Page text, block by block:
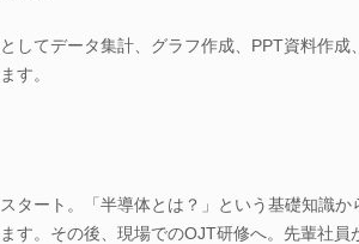
してデータ集計、グラフ作成、PPT資料作成
す。
タート。「半導体とは？」という基礎知識か
す。その後、現場でのOJT研修へ。先輩社員